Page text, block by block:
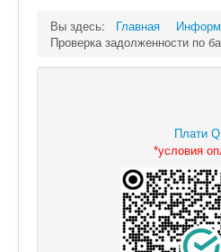
Вы здесь: Главная
Проверка задолженности по
Плати
*условия